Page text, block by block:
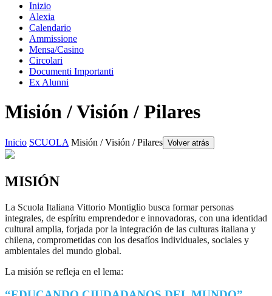
Inizio
Alexia
Calendario
Ammissione
Mensa/Casino
Circolari
Documenti Importanti
Ex Alunni
Misión / Visión / Pilares
Inicio SCUOLA Misión / Visión / Pilares Volver atrás
MISIÓN
La Scuola Italiana Vittorio Montiglio busca formar personas
integrales, de espíritu emprendedor e innovadoras, con una identidad
cultural amplia, forjada por la integración de las culturas italiana y
chilena, comprometidas con los desafíos individuales, sociales y
ambientales del mundo global.
La misión se refleja en el lema: